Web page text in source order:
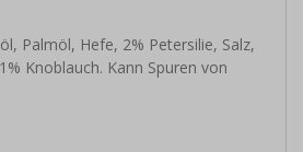
Palmöl, Hefe, 2% Petersilie, Salz,
Knoblauch. Kann Spuren von